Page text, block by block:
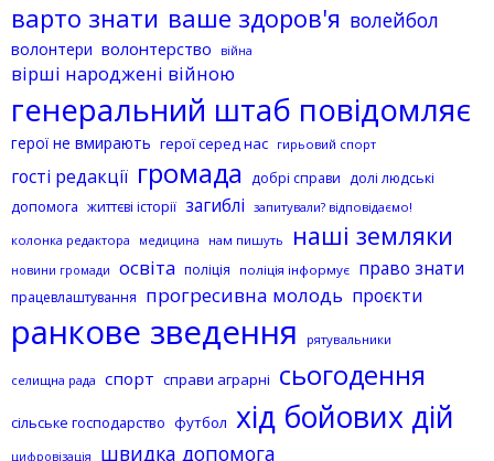
варто знати ваше здоров'я волейбол
волонтери волонтерство війна
вірші народжені війною
генеральний штаб повідомляє
герої не вмирають герої серед нас гирьовий спорт
гості редакції громада добрі справи долі людські
допомога життєві історії загиблі запитували? відповідаємо!
колонка редактора
медицина нам пишуть наші земляки
новини громади освіта поліція поліція інформує право знати
працевлаштування прогресивна молодь проєкти
ранкове зведення рятувальники
селищна рада спорт справи аграрні сьогодення
сільське господарство футбол хід бойових дій
цифровізація швидка допомога